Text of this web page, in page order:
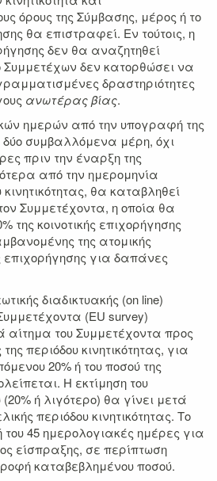
όρους της Σύμβασης, μέρος ή το
θα επιστραφεί. Εν τούτοις, η
δεν θα αναζητηθεί
Συμμετέχων δεν κατορθώσει να
δραστηριότητες
ανωτέρας βίας.
ημερών από την υπογραφή της
συμβαλλόμενα μέρη, όχι
πριν την έναρξη της
από την ημερομηνία
θα καταβληθεί
Συμμετέχοντα, η οποία θα
της κοινοτικής επιχορήγησης
της ατομικής
επιχορήγησης για δαπάνες
διαδικτυακής (on line)
(EU survey)
αίτημα του Συμμετέχοντα προς
περιόδου κινητικότητας, για
20% ή του ποσού της
Η εκτίμηση του
ή λιγότερο) θα γίνει μετά
περιόδου κινητικότητας. Το
45 ημερολογιακές ημέρες για
είσπραξης, σε περίπτωση
καταβεβλημένου ποσού.